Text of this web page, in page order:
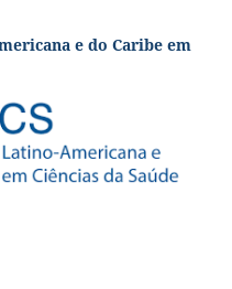
e do Caribe em